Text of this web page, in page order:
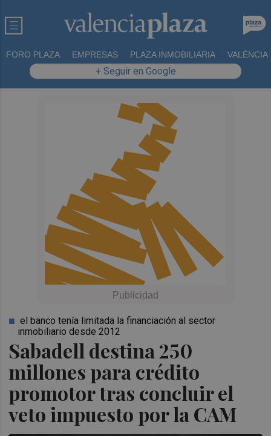
FORO PLAZA EMPRESAS PLAZA INMOBILIARIA VALÈNCIA
+ Seguir en Google
Sabadell destina 250
millones para crédito
promotor tras concluir el
veto impuesto por la CAM
el banco tenía limitada la financiación al sector
inmobiliario desde 2012